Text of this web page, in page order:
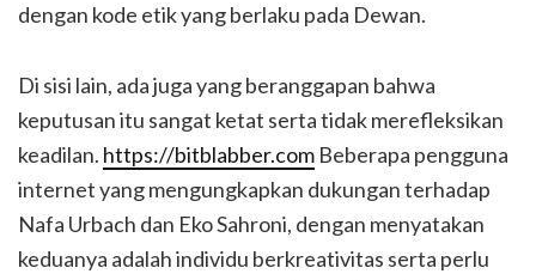
dengan kode etik yang berlaku pada Dewan.
Di sisi lain, ada juga yang beranggapan bahwa
keputusan itu sangat ketat serta tidak merefleksikan
keadilan. https://bitblabber.com Beberapa pengguna
internet yang mengungkapkan dukungan terhadap
Nafa Urbach dan Eko Sahroni, dengan menyatakan
keduanya adalah individu berkreativitas serta perlu